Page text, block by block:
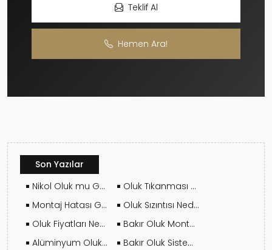
Teklif Al
Hemen Ara!
Son Yazılar
Nikol Oluk mu Galvaniz Oluk mu? Karşılaştırmalı Rehber
Oluk Tıkanması Hangi Sorunlara Yol Açar?
Montaj Hatası Garantiyi Nasıl Etkiler?
Oluk Sızıntısı Neden Olur ve Nasıl Önlenir?
Oluk Fiyatları Neye Göre Değişir?
Bakır Oluk Montajı İçin Usta Seçimi Nasıl Yapılmalı?
Alüminyum Oluk Hangi Çatılar İçin Mantıklıdır?
Bakır Oluk Sistemleri Hangi Yapılarda Tercih Edilmeli?